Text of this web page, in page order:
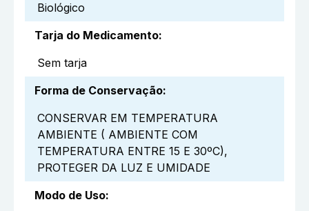
Biológico
Tarja do Medicamento:
Sem tarja
Forma de Conservação:
CONSERVAR EM TEMPERATURA
AMBIENTE ( AMBIENTE COM
TEMPERATURA ENTRE 15 E 30ºC),
PROTEGER DA LUZ E UMIDADE
Modo de Uso: